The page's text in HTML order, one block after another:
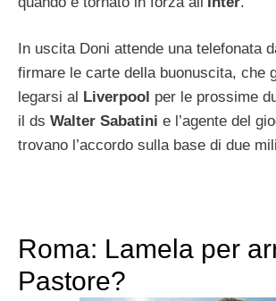
In uscita Doni attende una telefonata
firmare le carte della buonuscita, che
legarsi al Liverpool per le prossime
il ds Walter Sabatini e l’agente del
trovano l’accordo sulla base di due
Roma: Lamela per
Pastore?